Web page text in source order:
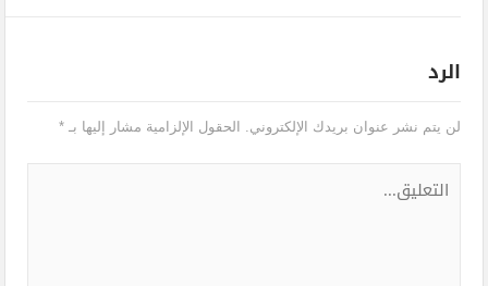
الرد
لن يتم نشر عنوان بريدك الإلكتروني. الحقول الإلزامية مشار إليها بـ*